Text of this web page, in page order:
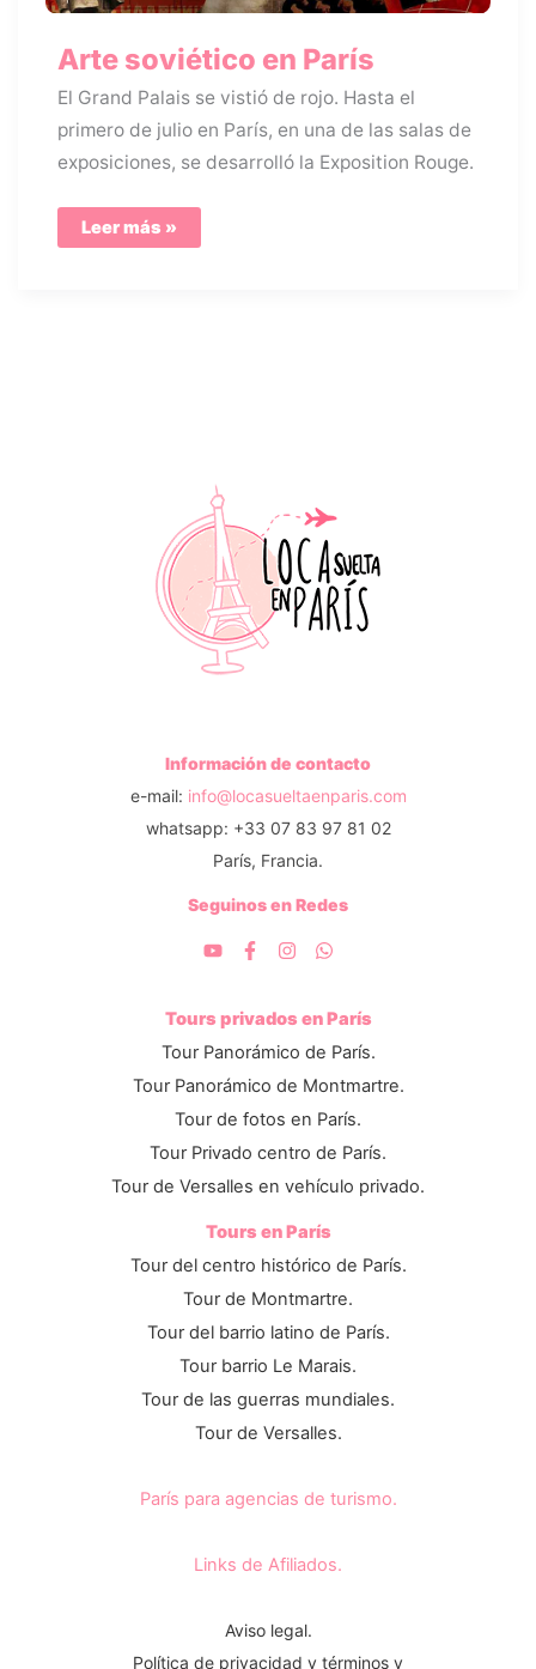
Arte soviético en París
El Grand Palais se vistió de rojo. Hasta el
primero de julio en París, en una de las salas de
exposiciones, se desarrolló la Exposition Rouge.
Arte
soviético
Leer más »
Información de contacto
e-mail: info@locasueltaenparis.com
whatsapp: +33 07 83 97 81 02
París, Francia.
Seguinos en Redes
Tours privados en París
Tour Panorámico de París.
Tour Panorámico de Montmartre.
Tour de fotos en París.
Tour Privado centro de París.
Tour de Versalles en vehículo privado.
Tours en París
Tour del centro histórico de París.
Tour de Montmartre.
Tour del barrio latino de París.
Tour barrio Le Marais.
Tour de las guerras mundiales.
Tour de Versalles.
París para agencias de turismo.
Links de Afiliados.
Aviso legal.
Política de privacidad y términos y